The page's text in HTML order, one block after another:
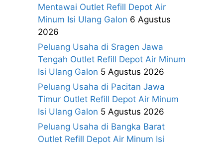
Mentawai Outlet Refill Depot Air
Minum Isi Ulang Galon 6 Agustus
2026
Peluang Usaha di Sragen Jawa
Tengah Outlet Refill Depot Air Minum
Isi Ulang Galon 5 Agustus 2026
Peluang Usaha di Pacitan Jawa
Timur Outlet Refill Depot Air Minum
Isi Ulang Galon 5 Agustus 2026
Peluang Usaha di Bangka Barat
Outlet Refill Depot Air Minum Isi